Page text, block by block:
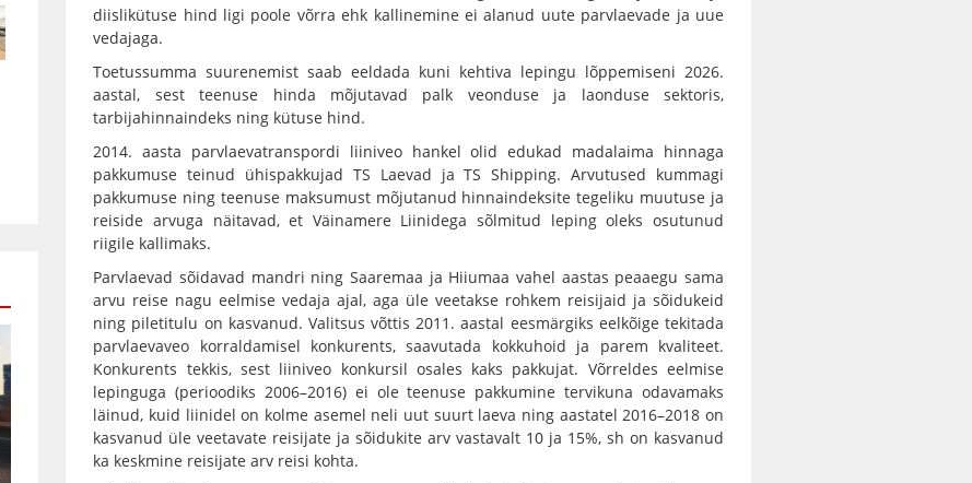
diislikütuse hind ligi poole võrra ehk kallinemine ei alanud uute parvlaevade ja uue
vedajaga.
Toetussumma suurenemist saab eeldada kuni kehtiva lepingu lõppemiseni 2026.
aastal, sest teenuse hinda mõjutavad palk veonduse ja laonduse sektoris,
tarbijahinnaindeks ning kütuse hind.
2014. aasta parvlaevatranspordi liiniveo hankel olid edukad madalaima hinnaga
pakkumuse teinud ühispakkujad TS Laevad ja TS Shipping. Arvutused kummagi
pakkumuse ning teenuse maksumust mõjutanud hinnaindeksite tegeliku muutuse ja
reiside arvuga näitavad, et Väinamere Liinidega sõlmitud leping oleks osutunud
riigile kallimaks.
Parvlaevad sõidavad mandri ning Saaremaa ja Hiiumaa vahel aastas peaaegu sama
arvu reise nagu eelmise vedaja ajal, aga üle veetakse rohkem reisijaid ja sõidukeid
ning piletitulu on kasvanud. Valitsus võttis 2011. aastal eesmärgiks eelkõige tekitada
parvlaevaveo korraldamisel konkurents, saavutada kokkuhoid ja parem kvaliteet.
Konkurents tekkis, sest liiniveo konkursil osales kaks pakkujat. Võrreldes eelmise
lepinguga (perioodiks 2006–2016) ei ole teenuse pakkumine tervikuna odavamaks
läinud, kuid liinidel on kolme asemel neli uut suurt laeva ning aastatel 2016–2018 on
kasvanud üle veetavate reisijate ja sõidukite arv vastavalt 10 ja 15%, sh on kasvanud
ka keskmine reisijate arv reisi kohta.